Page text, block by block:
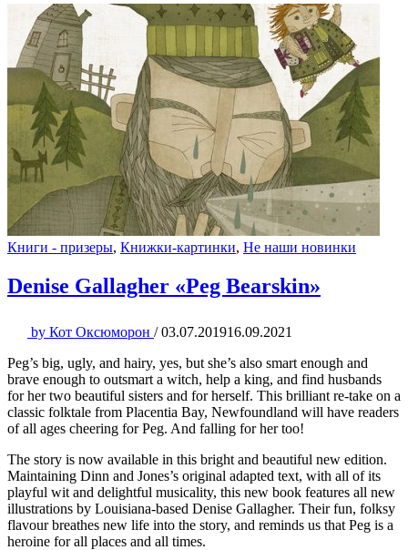
Книги - призеры, Книжки-картинки, Не наши новинки
Denise Gallagher «Peg Bearskin»
by Кот Оксюморон / 03.07.201916.09.2021
Peg’s big, ugly, and hairy, yes, but she’s also smart enough and
brave enough to outsmart a witch, help a king, and find husbands
for her two beautiful sisters and for herself. This brilliant re-take on a
classic folktale from Placentia Bay, Newfoundland will have readers
of all ages cheering for Peg. And falling for her too!
The story is now available in this bright and beautiful new edition.
Maintaining Dinn and Jones’s original adapted text, with all of its
playful wit and delightful musicality, this new book features all new
illustrations by Louisiana-based Denise Gallagher. Their fun, folksy
flavour breathes new life into the story, and reminds us that Peg is a
heroine for all places and all times.